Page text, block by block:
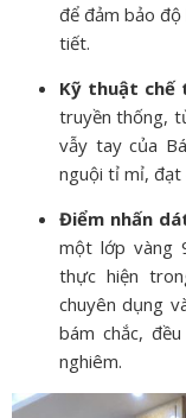
để đảm bảo độ
tiết.
Kỹ thuật chế
truyền thống,
vẫy tay của
nguội tỉ mỉ, đạt
Điểm nhấn
một lớp vàng
thực hiện
chuyên dụng
bám chắc,
nghiêm.